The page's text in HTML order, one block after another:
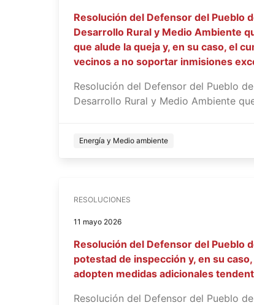
Resolución del Defensor del Pueblo
Desarrollo Rural y Medio Ambiente
que alude la queja y, en su caso, el
vecinos a no soportar inmisiones
Resolución del Defensor del Pueblo
Desarrollo Rural y Medio Ambiente
Energía y Medio ambiente
RESOLUCIONES
11 mayo 2026
Resolución del Defensor del Pueblo
potestad de inspección y, en su
adopten medidas adicionales
Resolución del Defensor del Pueblo